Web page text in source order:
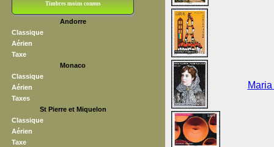
Timbres moins connus
Andorre
Classique
Aérien
Taxe
Monaco
Classique
Aérien
Taxes
St Pierre et Miquelon
Classique
Aérien
Taxe